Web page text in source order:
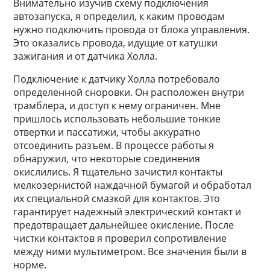
Внимательно изучив схему подключения
автозапуска, я определил, к каким проводам
нужно подключить провода от блока управления.
Это оказались провода, идущие от катушки
зажигания и от датчика Холла.
Подключение к датчику Холла потребовало
определенной сноровки. Он расположен внутри
трамблера, и доступ к нему ограничен. Мне
пришлось использовать небольшие тонкие
отвертки и пассатижи, чтобы аккуратно
отсоединить разъем. В процессе работы я
обнаружил, что некоторые соединения
окислились. Я тщательно зачистил контакты
мелкозернистой наждачной бумагой и обработал
их специальной смазкой для контактов. Это
гарантирует надежный электрический контакт и
предотвращает дальнейшее окисление. После
чистки контактов я проверил сопротивление
между ними мультиметром. Все значения были в
норме.